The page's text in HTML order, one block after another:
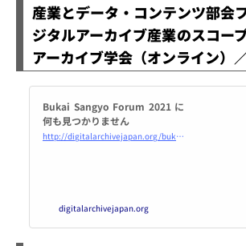
産業とデータ・コンテンツ部会
ジタルアーカイブ産業のスコー
アーカイブ学会（オンライン）
Bukai Sangyo Forum 2021 に
何も見つかりません
http://digitalarchivejapan.org/bukai/sangyo/forum-2021/
digitalarchivejapan.org